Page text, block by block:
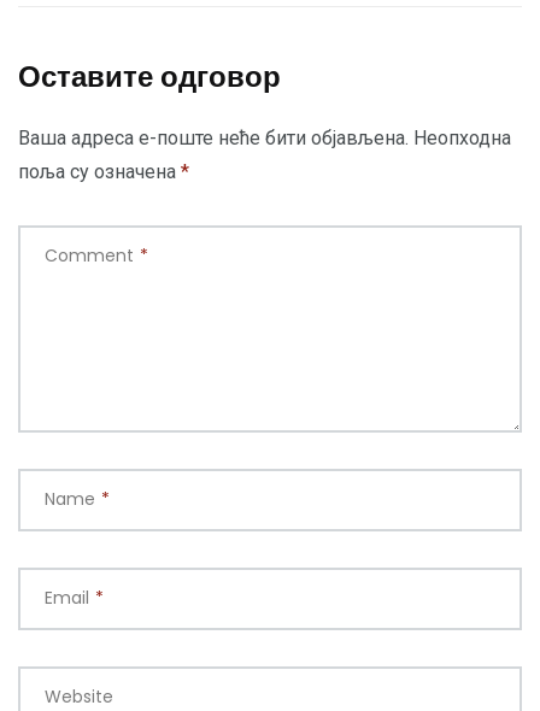
Оставите одговор
Ваша адреса е-поште неће бити објављена. Неопходна
поља су означена *
Comment *
Name *
Email *
Website